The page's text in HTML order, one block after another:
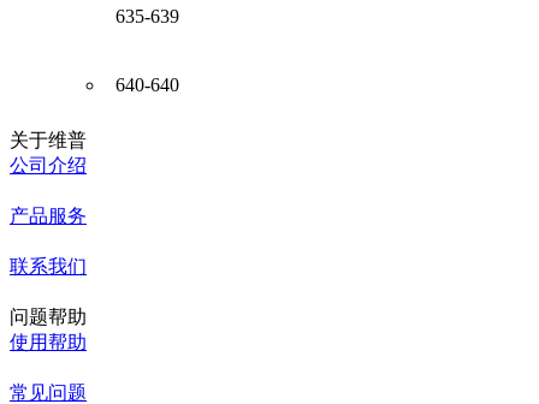
635-639
640-640
关于维普
公司介绍
产品服务
联系我们
问题帮助
使用帮助
常见问题